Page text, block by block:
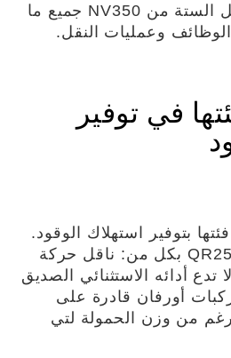
طرازات سيارات النقل الستة من NV350 جميع ما
وعمليات النقل.
في توفير
بتوفير استهلاك الوقود.
يأتي محرك وقود QR25DE بكل من: ناقل حركة
تدع أدائه الاستثنائي الصديق
أورفان قادرة على
من وزن الحمولة لتي